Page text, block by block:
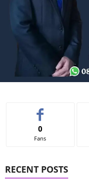
0
Fans
RECENT POSTS